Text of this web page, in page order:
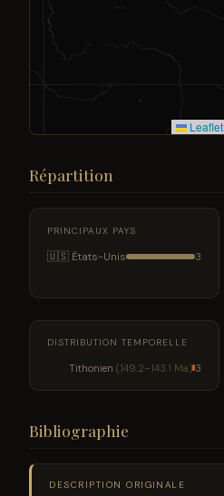
Leaflet
Répartition
PRINCIPAUX PAYS
🇺🇸 États-Unis 3
DISTRIBUTION TEMPORELLE
Tithonien (149.2–143.1 Ma) 3
Bibliographie
DESCRIPTION ORIGINALE